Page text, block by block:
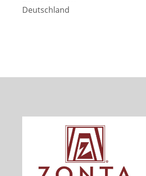
Deutschland